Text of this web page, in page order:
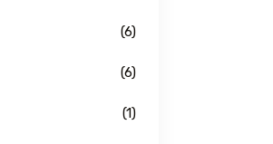
(6)
(6)
(1)